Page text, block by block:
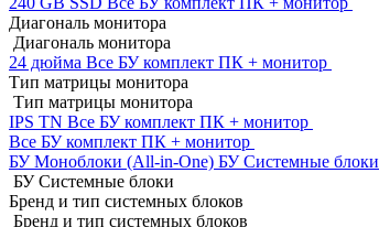
Диагональ монитора
Диагональ монитора
24 дюйма Все БУ комплект ПК + монитор
Тип матрицы монитора
Тип матрицы монитора
IPS TN Все БУ комплект ПК + монитор
Все БУ комплект ПК + монитор
БУ Моноблоки (All-in-One) БУ Системные блоки
БУ Системные блоки
Бренд и тип системных блоков
Бренд и тип системных блоков